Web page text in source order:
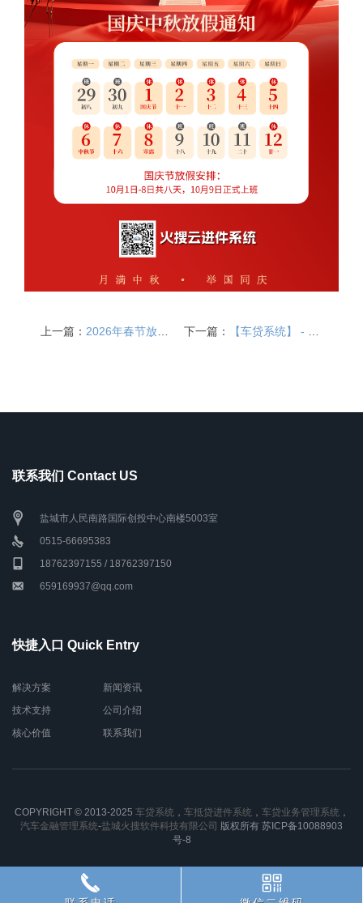
上一篇： 2026年春节放假通知 下一篇： 【车贷系统】 - 车贷系统在企业运营中有什么作用，其主要功能有哪些
联系我们 Contact US
盐城市人民南路国际创投中心南楼5003室
0515-66695383
18762397155 / 18762397150
659169937@qq.com
快捷入口 Quick Entry
解决方案
技术支持
核心价值
新闻资讯
公司介绍
联系我们
COPYRIGHT © 2013-2025 车贷系统， 车抵贷进件系统， 车贷业务管理系统，
汽车金融管理系统-盐城火搜软件科技有限公司 版权所有 苏ICP备10088903
号-8